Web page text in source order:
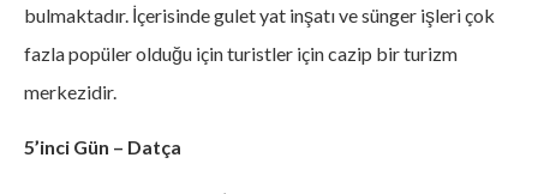
bulmaktadır. İçerisinde gulet yat inşatı ve sünger işleri çok
fazla popüler olduğu için turistler için cazip bir turizm
merkezidir.
5’inci Gün – Datça